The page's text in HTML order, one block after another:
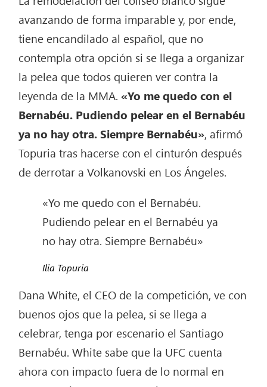
avanzando de forma imparable y, por ende,
tiene encandilado al español, que no
contempla otra opción si se llega a organizar
la pelea que todos quieren ver contra la
leyenda de la MMA.«Yo me quedo con el
Bernabéu. Pudiendo pelear en el Bernabéu
ya no hay otra. Siempre Bernabéu», afirmó
Topuria tras hacerse con el cinturón después
de derrotar a Volkanovski en Los Ángeles.
«Yo me quedo con el Bernabéu.
Pudiendo pelear en el Bernabéu ya
no hay otra. Siempre Bernabéu»
Ilia Topuria
Dana White, el CEO de la competición, ve con
buenos ojos que la pelea, si se llega a
celebrar, tenga por escenario el Santiago
Bernabéu. White sabe que la UFC cuenta
ahora con impacto fuera de lo normal en